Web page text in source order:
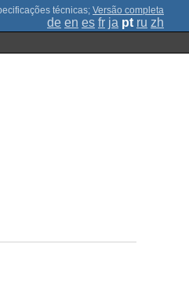
; Versão completa
de en es fr ja pt ru zh